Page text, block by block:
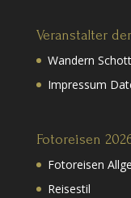
Veranstalter
Wandern
Impressum
Fotoreisen
Fotoreisen
Reisestil